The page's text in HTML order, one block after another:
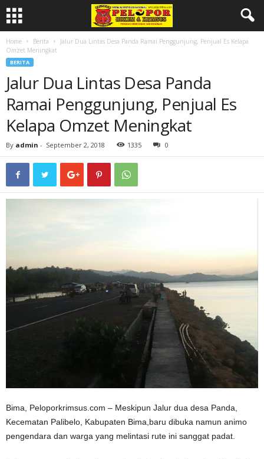
Home Berita
Jalur Dua Lintas Desa Panda Ramai Penggunjung, Penjual Es Kelapa
Omzet Meningkat
BERITA
Jalur Dua Lintas Desa Panda
Ramai Penggunjung, Penjual Es
Kelapa Omzet Meningkat
By admin - September 2, 2018 1335 0
Bima, Peloporkrimsus.com – Meskipun Jalur dua desa Panda,
Kecematan Palibelo, Kabupaten Bima,baru dibuka namun animo
pengendara dan warga yang melintasi rute ini sanggat padat.